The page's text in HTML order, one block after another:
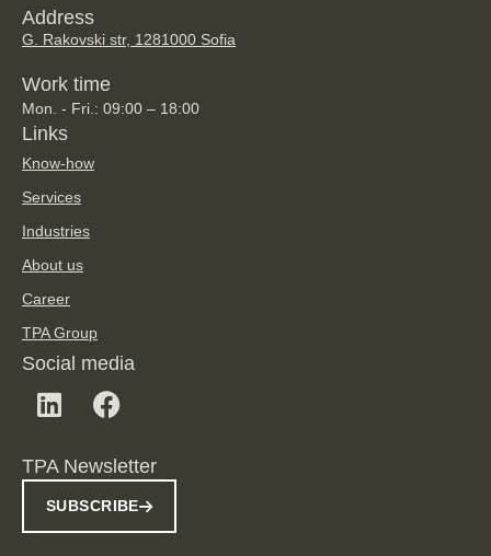
Address
G. Rakovski str, 1281000 Sofia
Work time
Mon. - Fri.: 09:00 – 18:00
Links
Know-how
Services
Industries
About us
Career
TPA Group
Social media
TPA Newsletter
SUBSCRIBE